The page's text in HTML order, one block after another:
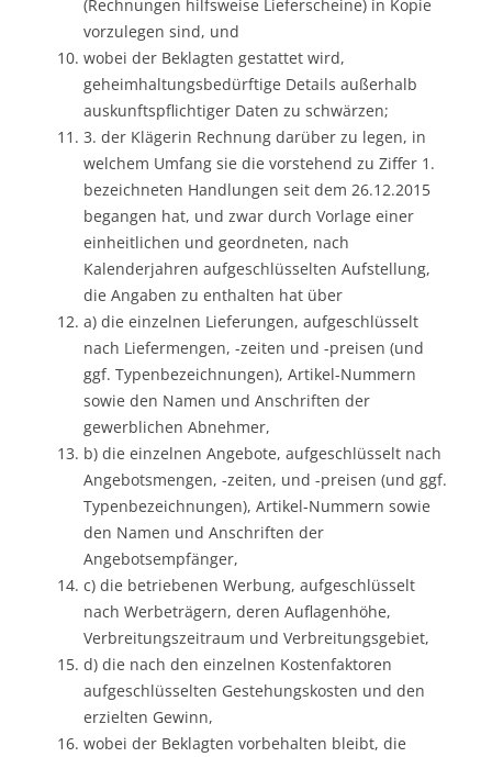
(Rechnungen hilfsweise Lieferscheine) in Kopie
vorzulegen sind, und
wobei der Beklagten gestattet wird,
geheimhaltungsbedürftige Details außerhalb
auskunftspflichtiger Daten zu schwärzen;
3. der Klägerin Rechnung darüber zu legen, in
welchem Umfang sie die vorstehend zu Ziffer 1.
bezeichneten Handlungen seit dem 26.12.2015
begangen hat, und zwar durch Vorlage einer
einheitlichen und geordneten, nach
Kalenderjahren aufgeschlüsselten Aufstellung,
die Angaben zu enthalten hat über
a) die einzelnen Lieferungen, aufgeschlüsselt
nach Liefermengen, -zeiten und -preisen (und
ggf. Typenbezeichnungen), Artikel-Nummern
sowie den Namen und Anschriften der
gewerblichen Abnehmer,
b) die einzelnen Angebote, aufgeschlüsselt nach
Angebotsmengen, -zeiten, und -preisen (und ggf.
Typenbezeichnungen), Artikel-Nummern sowie
den Namen und Anschriften der
Angebotsempfänger,
c) die betriebenen Werbung, aufgeschlüsselt
nach Werbeträgern, deren Auflagenhöhe,
Verbreitungszeitraum und Verbreitungsgebiet,
d) die nach den einzelnen Kostenfaktoren
aufgeschlüsselten Gestehungskosten und den
erzielten Gewinn,
wobei der Beklagten vorbehalten bleibt, die